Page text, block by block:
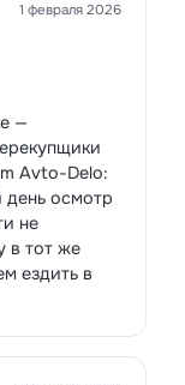
1 февраля 2026
—
Avto-Delo:
осмотр
не
в тот же
ездить в